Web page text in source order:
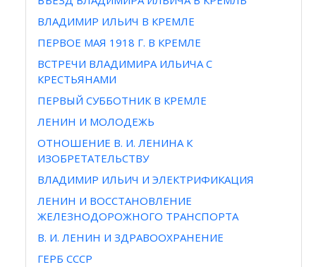
ВЛАДИМИР ИЛЬИЧ В КРЕМЛЕ
ПЕРВОЕ МАЯ 1918 Г. В КРЕМЛЕ
ВСТРЕЧИ ВЛАДИМИРА ИЛЬИЧА С
КРЕСТЬЯНАМИ
ПЕРВЫЙ СУББОТНИК В КРЕМЛЕ
ЛЕНИН И МОЛОДЕЖЬ
ОТНОШЕНИЕ В. И. ЛЕНИНА К
ИЗОБРЕТАТЕЛЬСТВУ
ВЛАДИМИР ИЛЬИЧ И ЭЛЕКТРИФИКАЦИЯ
ЛЕНИН И ВОССТАНОВЛЕНИЕ
ЖЕЛЕЗНОДОРОЖНОГО ТРАНСПОРТА
В. И. ЛЕНИН И ЗДРАВООХРАНЕНИЕ
ГЕРБ СССР